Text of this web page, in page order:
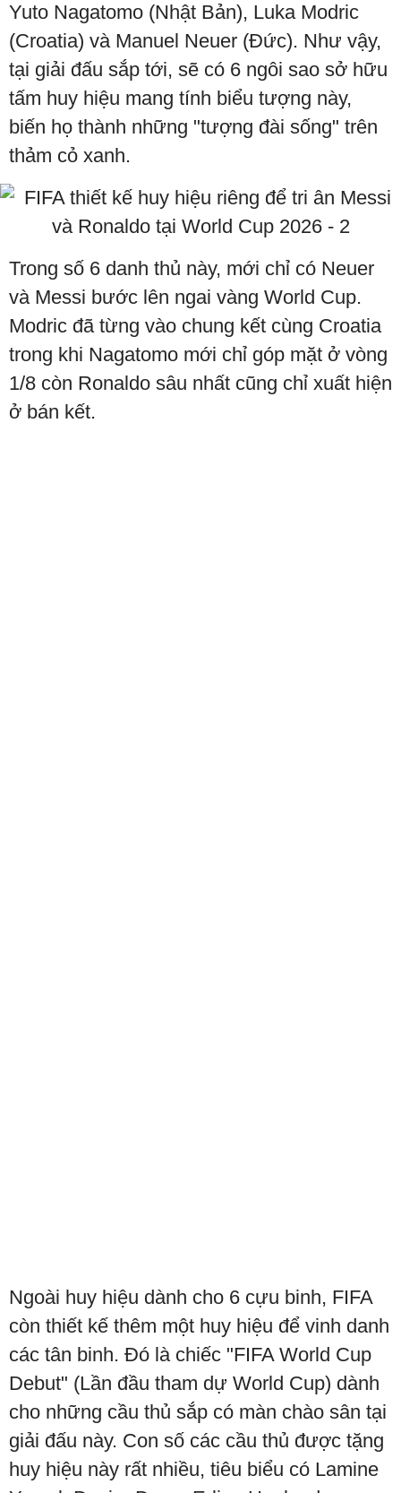
Yuto Nagatomo (Nhật Bản), Luka Modric
(Croatia) và Manuel Neuer (Đức). Như vậy,
tại giải đấu sắp tới, sẽ có 6 ngôi sao sở hữu
tấm huy hiệu mang tính biểu tượng này,
biến họ thành những "tượng đài sống" trên
thảm cỏ xanh.
Trong số 6 danh thủ này, mới chỉ có Neuer
và Messi bước lên ngai vàng World Cup.
Modric đã từng vào chung kết cùng Croatia
trong khi Nagatomo mới chỉ góp mặt ở vòng
1/8 còn Ronaldo sâu nhất cũng chỉ xuất hiện
ở bán kết.
Ngoài huy hiệu dành cho 6 cựu binh, FIFA
còn thiết kế thêm một huy hiệu để vinh danh
các tân binh. Đó là chiếc "FIFA World Cup
Debut" (Lần đầu tham dự World Cup) dành
cho những cầu thủ sắp có màn chào sân tại
giải đấu này. Con số các cầu thủ được tặng
huy hiệu này rất nhiều, tiêu biểu có Lamine